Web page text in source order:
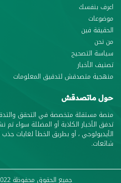
اعرف بنفسك
موضوعات
الحقيقة فين
من نحن
سياسة التصحيح
تصنيف الأخبار
منهجية متصدقش لتدقيق المعلومات
حول ماتصدقش
منصة مستقلة متخصصة في التحقق
تدفق الأخبار الكاذبة أو المضللة سواء تم
الأيديولوجي ، أو بطريق الخطأ لغايات
شائعات.
جميع الحقوق محفوظة